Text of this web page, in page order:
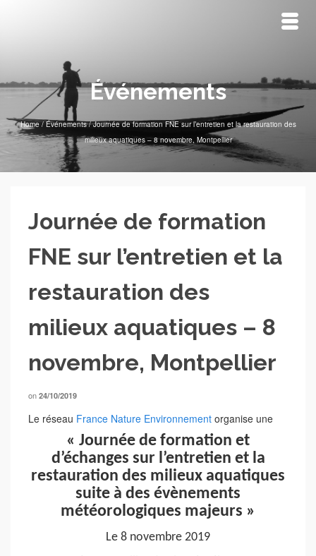
Événements
Home / Événements / Journée de formation FNE sur l’entretien et la restauration des
milieux aquatiques – 8 novembre, Montpellier
Journée de formation
FNE sur l’entretien et la
restauration des
milieux aquatiques – 8
novembre, Montpellier
on 24/10/2019
Le réseau France Nature Environnement organise une
« Journée de formation et
d’échanges sur l’entretien et la
restauration des milieux aquatiques
suite à des évènements
météorologiques majeurs »
Le 8 novembre 2019